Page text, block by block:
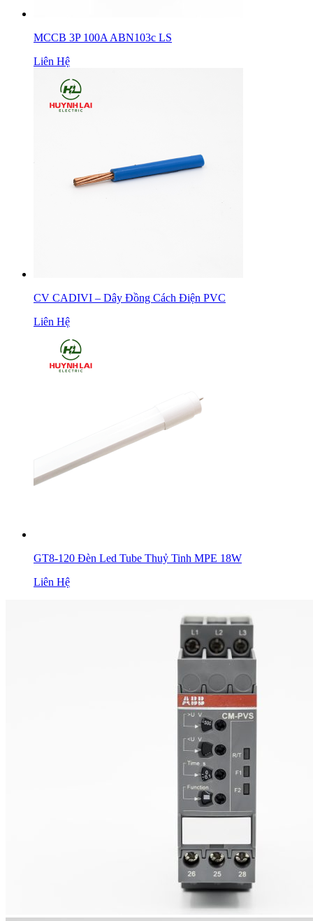
MCCB 3P 100A ABN103c LS
Liên Hệ
CV CADIVI – Dây Đồng Cách Điện PVC
Liên Hệ
GT8-120 Đèn Led Tube Thuỷ Tinh MPE 18W
Liên Hệ